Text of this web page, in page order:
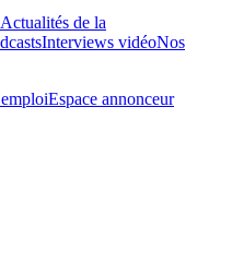
Actualités de la
Interviews vidéoNos
Espace annonceur